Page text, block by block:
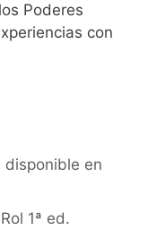
Poderes
con
disponible en
1ª ed.